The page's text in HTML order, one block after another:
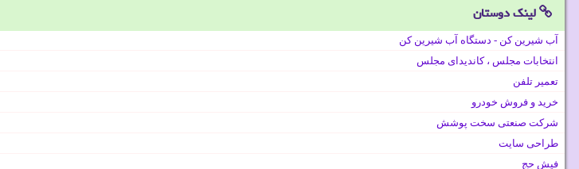
لینک دوستان
آب شیرین کن - دستگاه آب شیرین کن
انتخابات مجلس ، کاندیدای مجلس
تعمیر تلفن
خرید و فروش خودرو
شرکت صنعتی سخت پوشش
طراحی سایت
فیش حج